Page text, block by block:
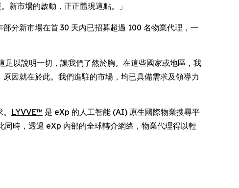
新市場的啟動，正正體現這點。」
分新市場在首 30 天內已招募超過 100 名物業代理，一
以說明一切，讓我們了然於胸。在這些國家或地區，我
因就在於此。我們進駐的市場，均已具備需求及領導力
LYVVE™ 是 eXp 的人工智能 (AI) 原生國際物業搜尋平
時，透過 eXp 內部的全球轉介網絡，物業代理得以輕